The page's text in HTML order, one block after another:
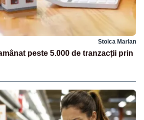
Stoica Marian
peste 5.000 de tranzacții prin